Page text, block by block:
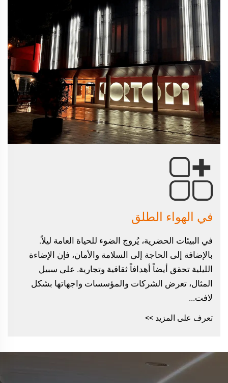
في الهواء الطلق
في البيئات الحضرية، يُروج الضوء للحياة العامة ليلاً.
بالإضافة إلى الحاجة إلى السلامة والأمان، فإن الإضاءة
الليلية تحقق أيضاً أهدافاً ثقافية وتجارية. على سبيل
المثال، تعرض الشركات والمؤسسات واجهاتها بشكل
لافت...
تعرف على المزيد >>